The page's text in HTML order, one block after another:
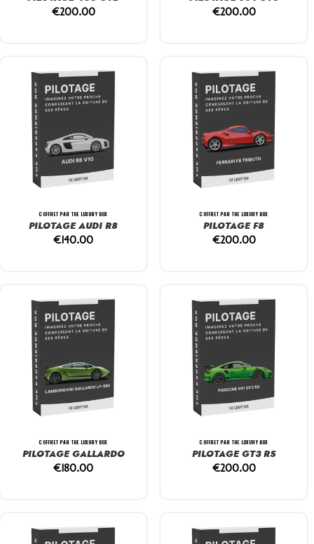
€200.00 €200.00
COFFRET PAR THE LUXURY BOX
PILOTAGE AUDI R8
€140.00
COFFRET PAR THE LUXURY BOX
PILOTAGE F8
€200.00
COFFRET PAR THE LUXURY BOX
PILOTAGE GALLARDO
€180.00
COFFRET PAR THE LUXURY BOX
PILOTAGE GT3 RS
€200.00